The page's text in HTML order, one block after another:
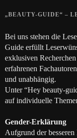
„BEAUTY-GUIDE“ –
Bei uns stehen die
Guide erfüllt
exklusiven
erfahrenen
und unabhängig.
Unter “Hey beauty-
auf individuelle
Gender-Erklärung
Aufgrund der